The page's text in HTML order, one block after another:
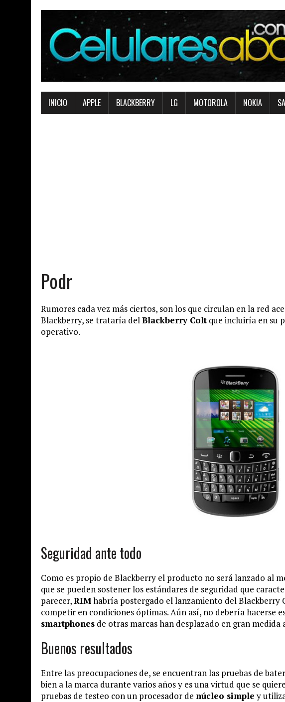
INICIO APPLE BLACKBERRY LG MOTOROLA NOKIA
Podr
Rumores cada vez más ciertos, son los que circulan en la red
Blackberry, se trataría del Blackberry Colt que incluiría en su
operativo.
Seguridad ante todo
Como es propio de Blackberry el producto no será lanzado al
que se pueden sostener los estándares de seguridad que
parecer,RIMhabría postergado el lanzamiento del Blackberry
competir en condiciones óptimas. Aún así, no debería hacerse
smartphones de otras marcas han desplazado en gran medida
Buenos resultados
Entre las preocupaciones de, se encuentran las pruebas de
bien a la marca durante varios años y es una virtud que se
pruebas de testeo con un procesador de núcleo simpley